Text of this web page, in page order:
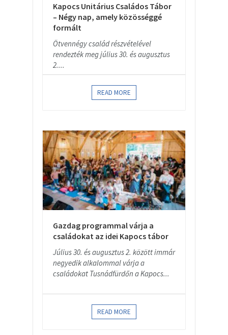
Kapocs Unitárius Családos Tábor
– Négy nap, amely közösséggé
formált
Ötvennégy család részvételével
rendezték meg július 30. és augusztus
2....
READ MORE
Gazdag programmal várja a
családokat az idei Kapocs tábor
Július 30. és augusztus 2. között immár
negyedik alkalommal várja a
családokat Tusnádfürdőn a Kapocs...
READ MORE